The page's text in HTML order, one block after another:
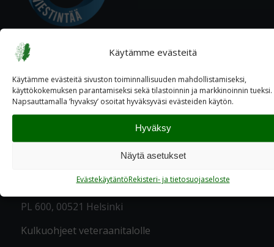
Käytämme evästeitä
Käytämme evästeitä sivuston toiminnallisuuden mahdollistamiseksi,
käyttökokemuksen parantamiseksi sekä tilastoinnin ja markkinoinnin tueksi.
Napsauttamalla ’hyvaksy’ osoitat hyväksyväsi evästeiden käytön.
Hyväksy
Näytä asetukset
EvästekäytäntöRekisteri- ja tietosuojaseloste
PL 600, 00521 Helsinki
Kulkuohjeet veteraanitalolle